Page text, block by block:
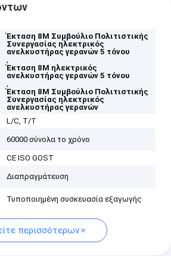
Έκταση 8M Συμβούλιο Πολιτιστικής
Συνεργασίας ηλεκτρικός
ανελκυστήρας γερανών 5 τόνου
,
Έκταση 8M ηλεκτρικός
ανελκυστήρας γερανών 5 τόνου
,
Έκταση 8M Συμβούλιο Πολιτιστικής
Συνεργασίας ηλεκτρικός
ανελκυστήρας γερανών
L/C, T/T
60000 σύνολα το χρόνο
CE ISO GOST
Διαπραγμάτευση
Τυποποιημένη συσκευασία εξαγωγής
περισσότερων